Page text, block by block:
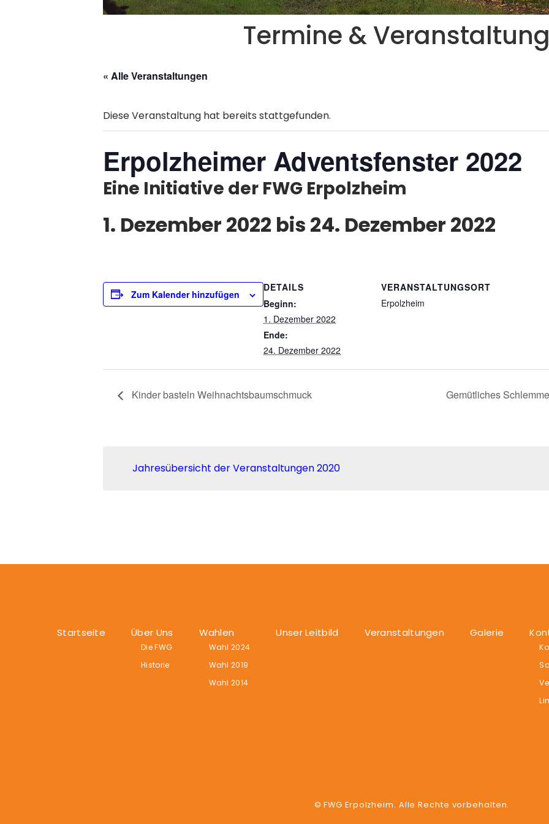
Termine &
« Alle Veranstaltungen
Diese Veranstaltung hat bereits stattgefunden.
Erpolzheimer Adventsfenster 2022
Eine Initiative der FWG Erpolzheim
1. Dezember 2022 bis 24. Dezember 2022
Zum Kalender hinzufügen
DETAILS
Beginn:
1. Dezember 2022
Ende:
24. Dezember 2022
VERANSTALTUNGSORT
Erpolzheim
Kinder basteln Weihnachtsbaumschmuck Gemütliches
Jahresübersicht der Veranstaltungen 2020
Startseite Über Uns
Die FWG
Historie
Wahlen
Wahl 2024
Wahl 2019
Wahl 2014
Unser Leitbild Veranstaltungen Galerie
© FWG Erpolzheim. Alle Rechte vorbehalten.